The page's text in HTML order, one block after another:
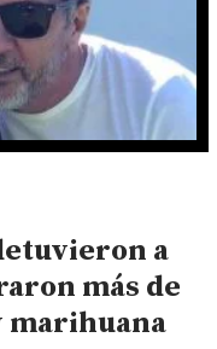
a
más de
marihuana